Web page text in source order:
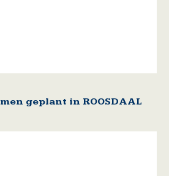
geplant in ROOSDAAL